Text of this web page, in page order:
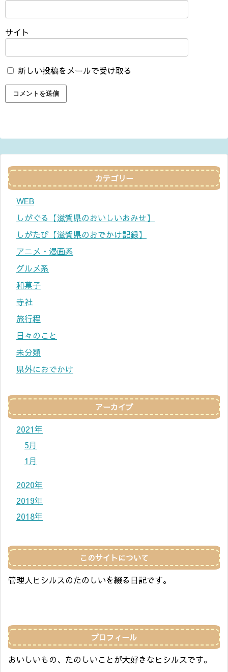
サイト
新しい投稿をメールで受け取る
カテゴリー
WEB
しがぐる【滋賀県のおいしいおみせ】
しがたび【滋賀県のおでかけ記録】
アニメ・漫画系
グルメ系
和菓子
寺社
旅行程
日々のこと
未分類
県外におでかけ
アーカイブ
2021年
5月
1月
2020年
2019年
2018年
このサイトについて
管理人ヒシルスのたのしいを綴る日記です。
プロフィール
おいしいもの、たのしいことが大好きなヒシルスです。